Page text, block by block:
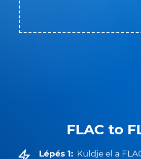
FLAC to
Lépés 1: Küldje el a